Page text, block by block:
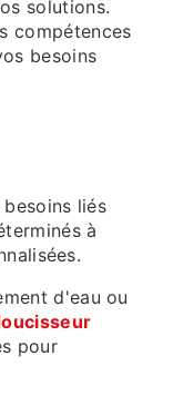
solutions.
compétences
besoins
liés
à
d'eau ou
pour